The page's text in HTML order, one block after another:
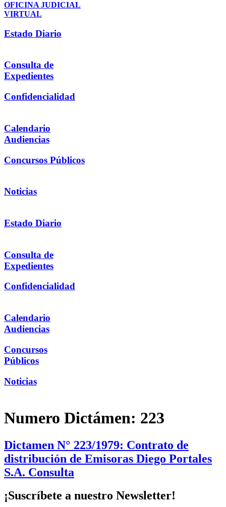
OFICINA JUDICIAL
VIRTUAL
Estado Diario
Consulta de
Expedientes
Confidencialidad
Calendario
Audiencias
Concursos Públicos
Noticias
Estado Diario
Consulta de
Expedientes
Confidencialidad
Calendario
Audiencias
Concursos
Públicos
Noticias
Numero Dictámen: 223
Dictamen N° 223/1979: Contrato de
distribución de Emisoras Diego Portales
S.A. Consulta
¡Suscríbete a nuestro Newsletter!